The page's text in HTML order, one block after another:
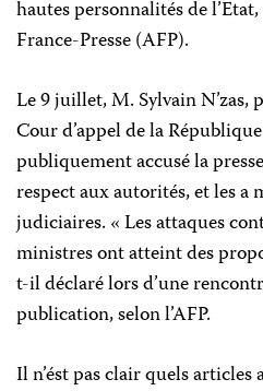
hautes personnalités de
France-Presse (AFP).
Le 9 juillet, M. Sylvain N’zas,
Cour d’appel de la
publiquement accusé la
respect aux autorités, et les a
judiciaires. « Les attaques
ministres ont atteint des
t-il déclaré lors d’une
publication, selon l’AFP.
Il n’ést pas clair quels